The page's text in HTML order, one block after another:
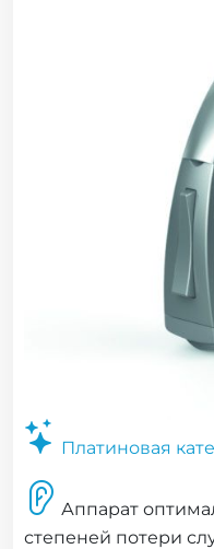
Платиновая
Аппарат
степеней потери